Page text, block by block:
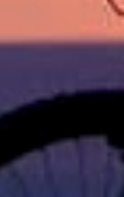
houve
com todos
Seydi, ao jornal
Adauto era
reforço
de